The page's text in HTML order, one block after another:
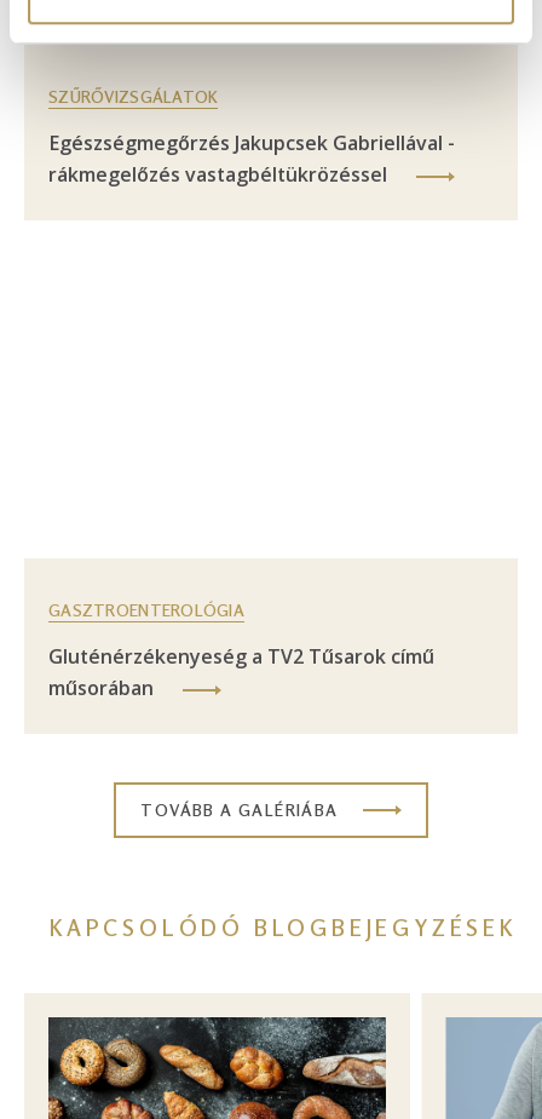
SZŰRŐVIZSGÁLATOK
Egészségmegőrzés Jakupcsek Gabriellával -
rákmegelőzés vastagbéltükrözéssel
GASZTROENTEROLÓGIA
Gluténérzékenyeség a TV2 Tűsarok című
műsorában
TOVÁBB A GALÉRIÁBA
KAPCSOLÓDÓ BLOGBEJEGYZÉSEK
Image